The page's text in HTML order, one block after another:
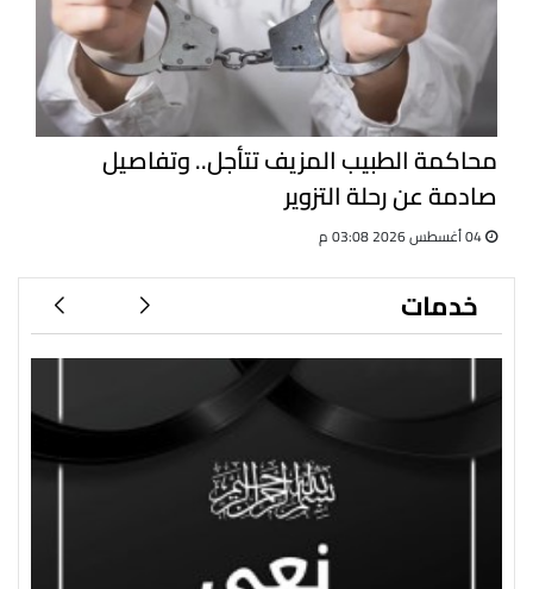
محاكمة الطبيب المزيف تتأجل.. وتفاصيل
صادمة عن رحلة التزوير
خدمات